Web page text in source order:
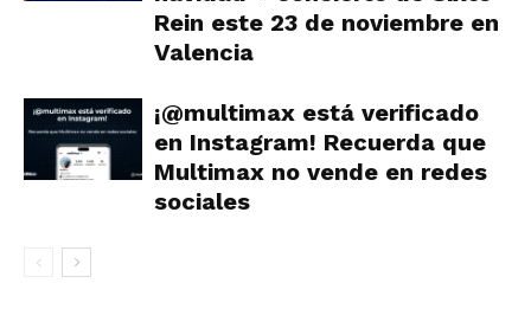
Rein este 23 de noviembre en
Valencia
¡@multimax está verificado
en Instagram! Recuerda que
Multimax no vende en redes
sociales